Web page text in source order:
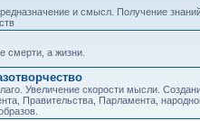
и смысл. Получение
смерти, а жизни.
Увеличение скорости мысли.
Правительства, Парламента,